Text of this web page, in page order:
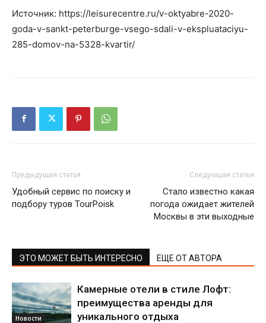
Источник: https://leisurecentre.ru/v-oktyabre-2020-
goda-v-sankt-peterburge-vsego-sdali-v-ekspluataciyu-
285-domov-na-5328-kvartir/
Предыдущая статья
Удобный сервис по поиску и
подбору туров TourPoisk
Следующая статья
Стало известно какая
погода ожидает жителей
Москвы в эти выходные
ЭТО МОЖЕТ БЫТЬ ИНТЕРЕСНО ЕЩЕ ОТ АВТОРА
Новости
Камерные отели в стиле Лофт:
преимущества аренды для
уникального отдыха